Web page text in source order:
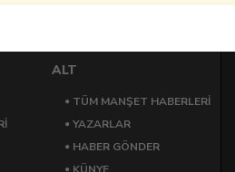
ALT
TÜM MANŞET HABERLERİ
YAZARLAR
HABER GÖNDER